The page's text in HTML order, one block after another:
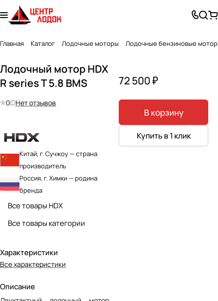
Главная Каталог Лодочные моторы Лодочные бензиновые
Лодочный мотор HDX
R series T 5.8 BMS
0 Нет отзывов
Китай, г. Сучжоу — страна
производитель
Россия, г. Химки — родина
бренда
Все товары HDX
Все товары категории
Характеристики
Все характеристики
Описание
72 500 ₽
В корзину
Купить в 1 клик